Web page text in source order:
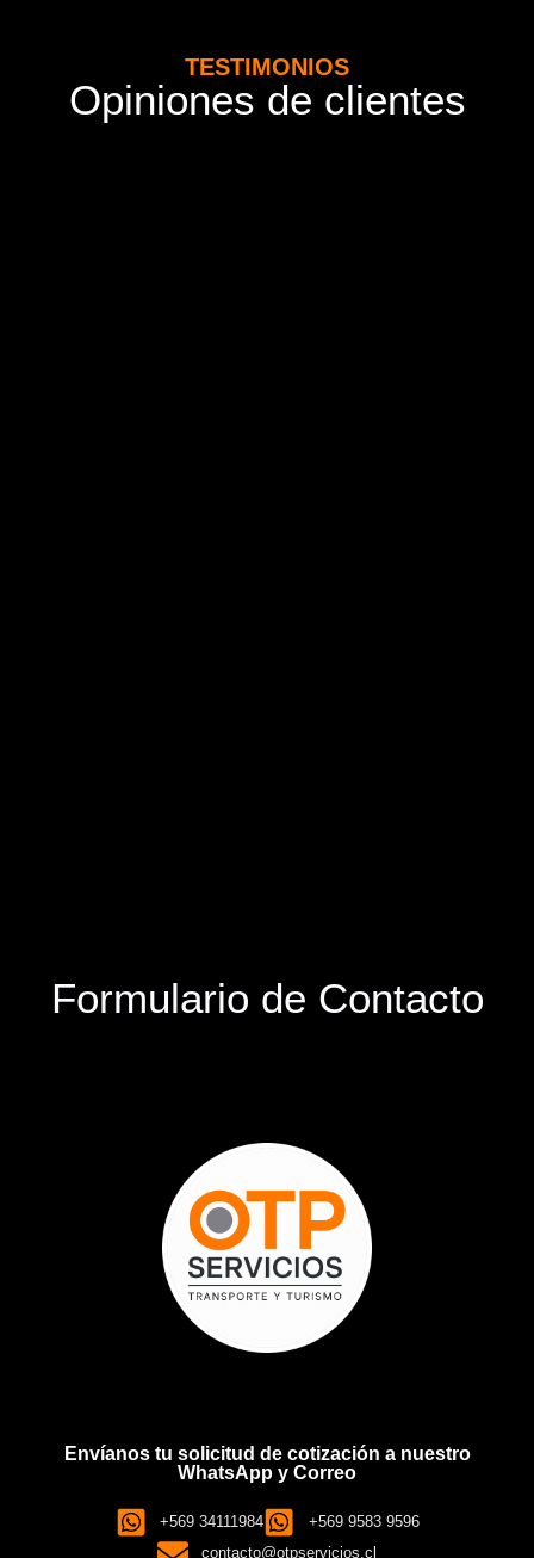
TESTIMONIOS
Opiniones de clientes
Formulario de Contacto
Envíanos tu solicitud de cotización a nuestro
WhatsApp y Correo
+569 34111984
+569 9583 9596
contacto@otpservicios.cl